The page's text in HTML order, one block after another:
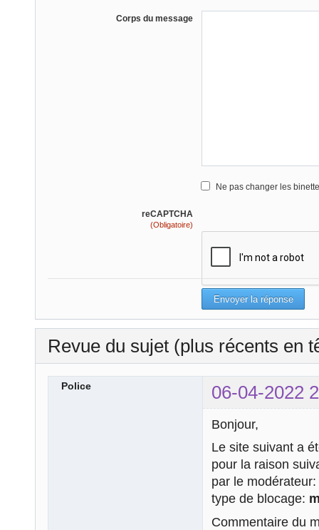
Corps du message
Ne pas changer les
reCAPTCHA
(Obligatoire)
Revue du sujet (plus récents en
Police 06-04-2022
Bonjour,
Le site suivant a
pour la raison
par le modérateur:
type de blocage:
Commentaire du